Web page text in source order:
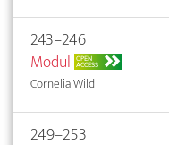
243–246
Modul OPEN
ACCESS
Cornelia Wild
249–253